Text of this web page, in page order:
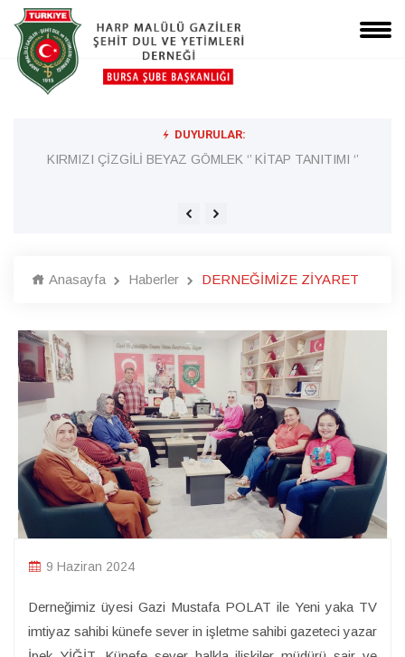
DUYURULAR:
KIRMIZI ÇİZGİLİ BEYAZ GÖMLEK ‘’ KİTAP TANITIMI ‘’
Anasayfa Haberler DERNEĞİMİZE ZİYARET
9 Haziran 2024
Derneğimiz üyesi Gazi Mustafa POLAT ile Yeni yaka TV
imtiyaz sahibi künefe sever in işletme sahibi gazeteci yazar